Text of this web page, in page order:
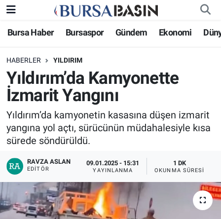
Bursa Haber Bursaspor Gündem Ekonomi
HABERLER YILDIRIM
Yıldırım’da Kamyonette
İzmarit Yangını
Yıldırım’da kamyonetin kasasına düşen izmarit
yangına yol açtı, sürücünün müdahalesiyle kısa
sürede söndürüldü.
RAVZA ASLAN
EDITÖR
09.01.2025 - 15:31
YAYINLANMA
1 DK
OKUNMA SÜRESI
Bursa Haber
Genel
Politika
Bilim, Teknoloji
KÜLTÜR-SANAT
Yerel
Bursaspor
Gündem
Bursa Nöbetçi Eczaneler
Bursa Hava Durumu
Bursa Namaz Vakitleri
Bursa Trafik Yoğunluk Haritası
Süper Lig Puan Durumu ve Fikstür
Tüm Manşetler
Son Dakika Haberleri
Haber Arşivi